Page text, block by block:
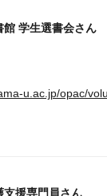
館 学生選書会さん
u.ac.jp/opac/
支援専門員さん